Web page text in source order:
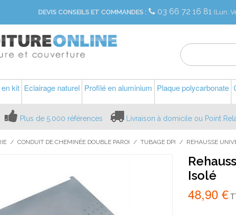
DEVIS CONSEILS ET COMMANDES : 03 66 72 16 81 (Lun.
kit Eclairage naturel Profilé en aluminium Plaque polycarbonate
Plus de 5.000 références Livraison à domicile ou Point
/ CONDUIT DE CHEMINÉE DOUBLE PAROI / TUBAGE DPI / REHAUSSE
Isolé
48,90 €